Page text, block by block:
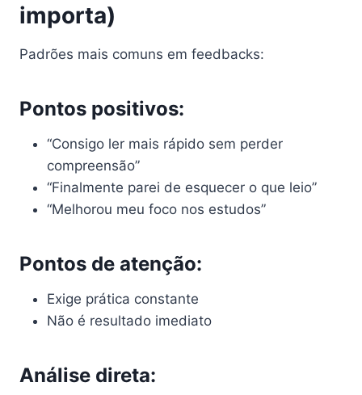
importa)
Padrões mais comuns em feedbacks:
Pontos positivos:
“Consigo ler mais rápido sem perder
compreensão”
“Finalmente parei de esquecer o que leio”
“Melhorou meu foco nos estudos”
Pontos de atenção:
Exige prática constante
Não é resultado imediato
Análise direta: